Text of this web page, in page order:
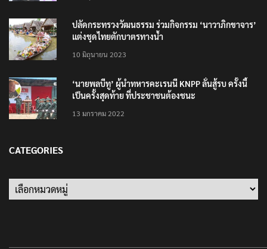
ปลัดกระทรวงวัฒนธรรม ร่วมกิจกรรม ‘นาวาภิกขาจาร’
แต่งชุดไทยตักบาตรทางน้ำ
10 มิถุนายน 2023
‘นายพลบีทู’ ผู้นำทหารคะเรนนี KNPP ลั่นสู้รบ ครั้งนี้
เป็นครั้งสุดท้าย ที่ประชาชนต้องชนะ
13 มกราคม 2022
CATEGORIES